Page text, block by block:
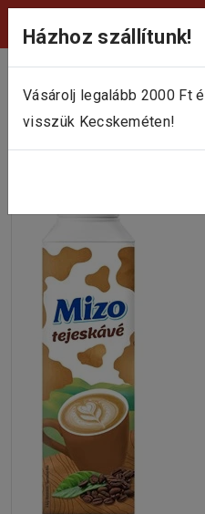
Házhoz szállítunk!
Vásárolj legalább 2000 Ft
visszük Kecskeméten!
Viktória